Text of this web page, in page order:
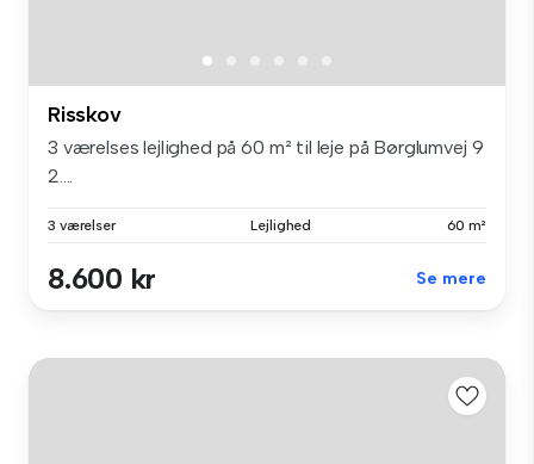
Risskov
3 værelses lejlighed på 60 m² til leje på Børglumvej 9
2....
3 værelser Lejlighed 60 m²
8.600 kr Se mere